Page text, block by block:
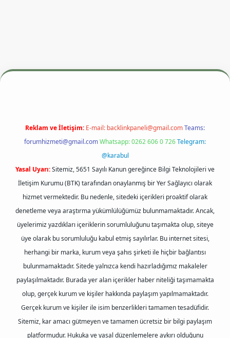
betexper.xyzm elexbet
Reklam ve İletişim: E-mail: backlinkpaneli@gmail.comTeams:
forumhizmeti@gmail.comWhatsapp: 0262 606 0 726Telegram:
@karabul
Yasal Uyarı:Sitemiz, 5651 Sayılı Kanun gereğince Bilgi Teknolojileri ve
İletişim Kurumu (BTK) tarafından onaylanmış bir Yer Sağlayıcı olarak
hizmet vermektedir. Bu nedenle, sitedeki içerikleri proaktif olarak
denetleme veya araştırma yükümlülüğümüz bulunmamaktadır. Ancak,
üyelerimiz yazdıkları içeriklerin sorumluluğunu taşımakta olup, siteye
üye olarak bu sorumluluğu kabul etmiş sayılırlar. Bu internet sitesi,
herhangi bir marka, kurum veya şahıs şirketi ile hiçbir bağlantısı
bulunmamaktadır. Sitede yalnızca kendi hazırladığımız makaleler
paylaşılmaktadır. Burada yer alan içerikler haber niteliği taşımamakta
olup, gerçek kurum ve kişiler hakkında paylaşım yapılmamaktadır.
Gerçek kurum ve kişiler ile isim benzerlikleri tamamen tesadüfidir.
Sitemiz, kar amacı gütmeyen ve tamamen ücretsiz bir bilgi paylaşım
platformudur. Hukuka ve yasal düzenlemelere aykırı olduğunu